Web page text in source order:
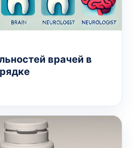
врачей в